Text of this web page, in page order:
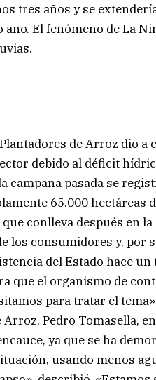
tres años y se
El fenómeno de La
de Arroz dio a
debido al déficit
campaña pasada se
65.000 hectáreas
conlleva después en
los consumidores y, por
del Estado hace
que el organismo de
para tratar el
Pedro Tomasella,
ya que se ha
usando menos